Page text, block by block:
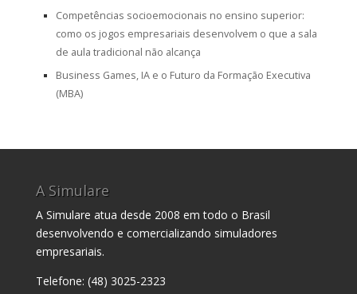
Competências socioemocionais no ensino superior:
como os jogos empresariais desenvolvem o que a sala
de aula tradicional não alcança
Business Games, IA e o Futuro da Formação Executiva
(MBA)
A Simulare
A Simulare atua desde 2008 em todo o Brasil
desenvolvendo e comercializando simuladores
empresariais.
Telefone: (48) 3025-2323